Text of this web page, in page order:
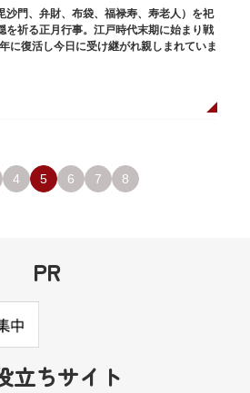
沙門、弁財、布袋、福禄寿、寿老人）を祀
を祈る正月行事。江戸時代末期に始まり戦
に復活し今日に受け継がれ親しまれていま
老人が2社ずつあり、巡る社寺が9ヶ所あ
う字にも使われていて、鳩は「集まる」と
には、観音様の境内を中心として広く各所
をめぐる途中、これらの名跡も訪ねながら
4 5 6 7 8
PR
立ちサイト